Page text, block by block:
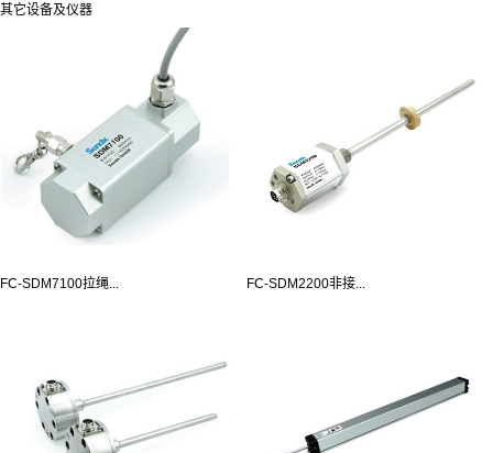
其它设备及仪器
FC-SDM7100拉绳... FC-SDM2200非接...